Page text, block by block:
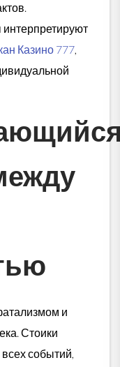
интерпретируют
Казино 777,
и
Стоики
событий,